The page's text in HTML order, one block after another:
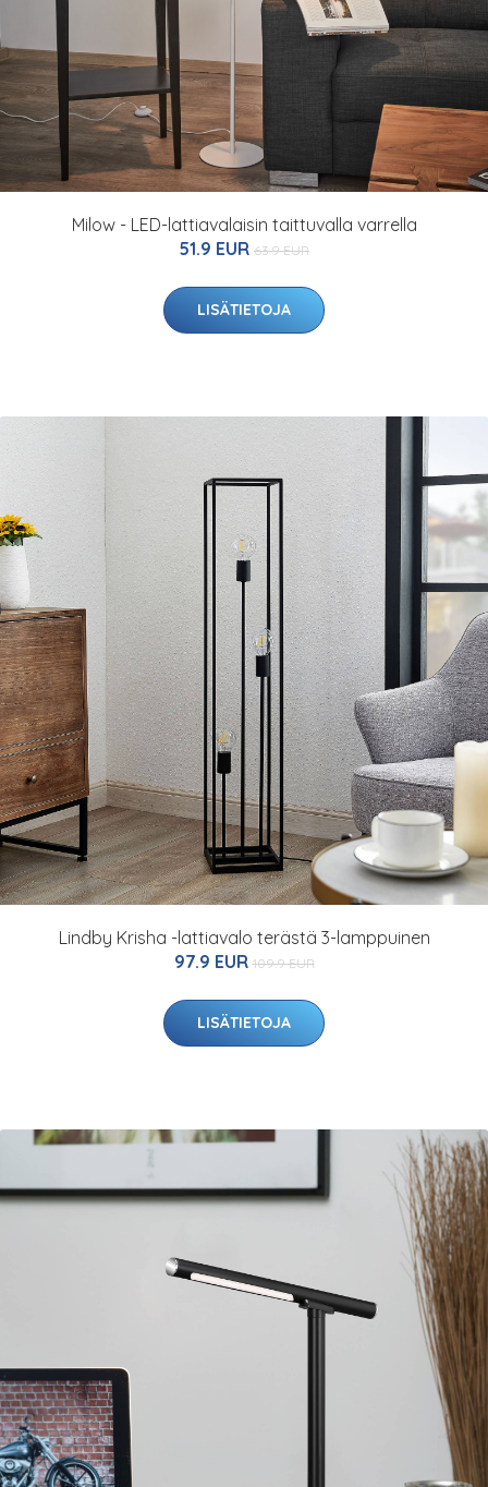
Milow - LED-lattiavalaisin taittuvalla varrella
51.9 EUR 63.9 EUR
LISÄTIETOJA
Lindby Krisha -lattiavalo terästä 3-lamppuinen
97.9 EUR 109.9 EUR
LISÄTIETOJA